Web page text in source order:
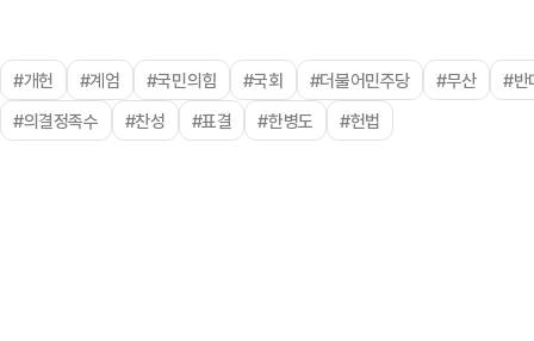
#개헌 #계엄 #국민의힘 #국회 #더불어민주당 #무산
#반
#의결정족수
#찬성 #표결 #한병도 #헌법